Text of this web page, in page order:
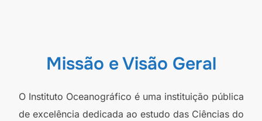
Missão e Visão Geral
O Instituto Oceanográfico é uma instituição pública
de excelência dedicada ao estudo das Ciências do